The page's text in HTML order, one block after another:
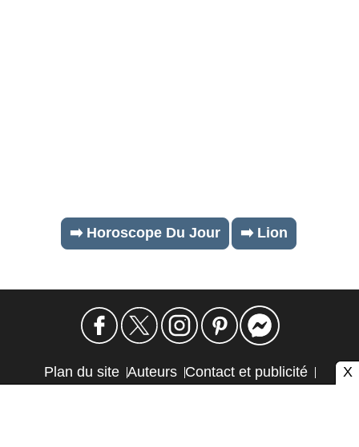
➡️ Horoscope Du Jour ➡️ Lion
Plan du site Auteurs Contact et publicité
X